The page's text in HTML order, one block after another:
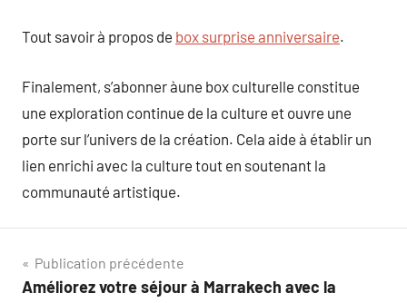
Tout savoir à propos de box surprise anniversaire.
Finalement, s’abonner àune box culturelle constitue
une exploration continue de la culture et ouvre une
porte sur l’univers de la création. Cela aide à établir un
lien enrichi avec la culture tout en soutenant la
communauté artistique.
Navigation
Publication précédente
Améliorez votre séjour à Marrakech avec la